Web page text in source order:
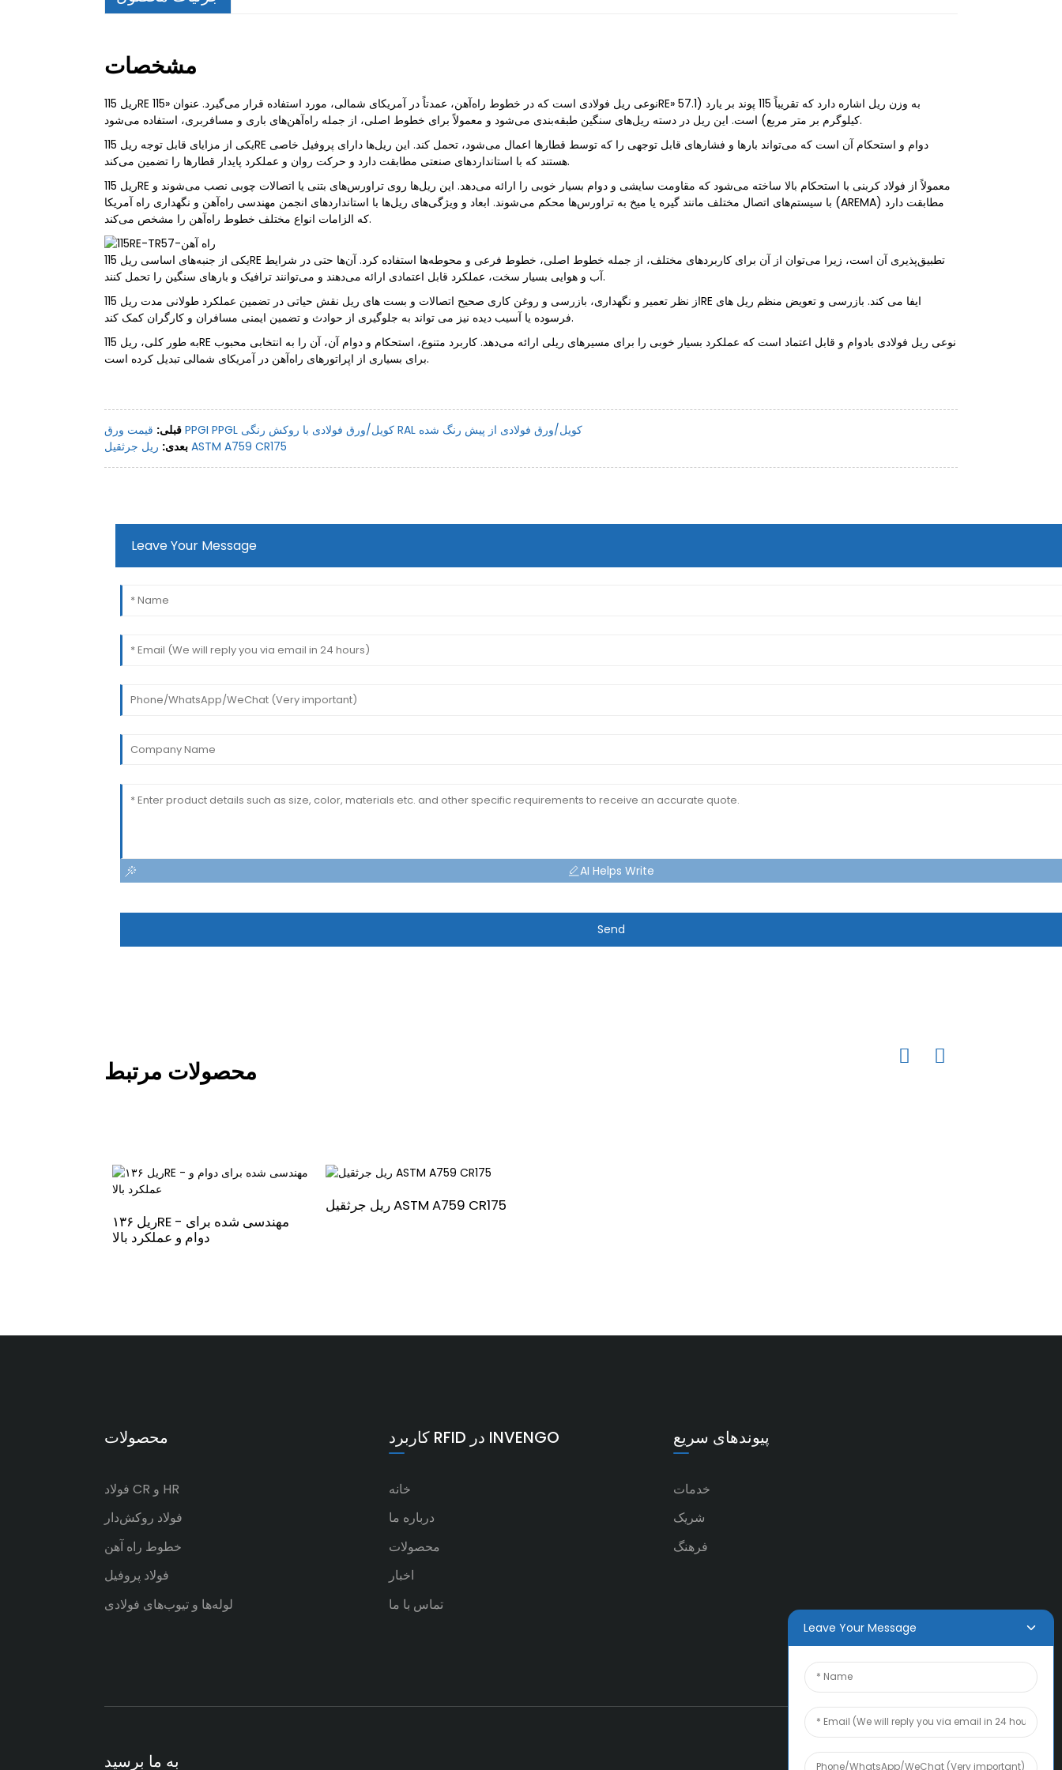
مشخصات
ریل 115RE نوعی ریل فولادی است که در خطوط راه‌آهن، عمدتاً در آمریکای شمالی، مورد استفاده قرار می‌گیرد. عنوان «115RE» به وزن ریل اشاره دارد که تقریباً 115 پوند بر یارد (57.1
کیلوگرم بر متر مربع) است. این ریل در دسته ریل‌های سنگین طبقه‌بندی می‌شود و معمولاً برای خطوط اصلی، از جمله راه‌آهن‌های باری و مسافربری، استفاده می‌شود.
یکی از مزایای قابل توجه ریل 115RE دوام و استحکام آن است که می‌تواند بارها و فشارهای قابل توجهی را که توسط قطارها اعمال می‌شود، تحمل کند. این ریل‌ها دارای پروفیل خاصی
هستند که با استانداردهای صنعتی مطابقت دارد و حرکت روان و عملکرد پایدار قطارها را تضمین می‌کند.
ریل 115RE معمولاً از فولاد کربنی با استحکام بالا ساخته می‌شود که مقاومت سایشی و دوام بسیار خوبی را ارائه می‌دهد. این ریل‌ها روی تراورس‌های بتنی یا اتصالات چوبی نصب می‌شوند و
با سیستم‌های اتصال مختلف مانند گیره یا میخ به تراورس‌ها محکم می‌شوند. ابعاد و ویژگی‌های ریل‌ها با استانداردهای انجمن مهندسی راه‌آهن و نگهداری راه آمریکا (AREMA) مطابقت دارد
که الزامات انواع مختلف خطوط راه‌آهن را مشخص می‌کند.
یکی از جنبه‌های اساسی ریل 115RE تطبیق‌پذیری آن است، زیرا می‌توان از آن برای کاربردهای مختلف، از جمله خطوط اصلی، خطوط فرعی و محوطه‌ها استفاده کرد. آن‌ها حتی در شرایط
آب و هوایی بسیار سخت، عملکرد قابل اعتمادی ارائه می‌دهند و می‌توانند ترافیک و بارهای سنگین را تحمل کنند.
از نظر تعمیر و نگهداری، بازرسی و روغن کاری صحیح اتصالات و بست های ریل نقش حیاتی در تضمین عملکرد طولانی مدت ریل 115RE ایفا می کند. بازرسی و تعویض منظم ریل های
فرسوده یا آسیب دیده نیز می تواند به جلوگیری از حوادث و تضمین ایمنی مسافران و کارگران کمک کند.
به طور کلی، ریل 115RE نوعی ریل فولادی بادوام و قابل اعتماد است که عملکرد بسیار خوبی را برای مسیرهای ریلی ارائه می‌دهد. کاربرد متنوع، استحکام و دوام آن، آن را به انتخابی محبوب
برای بسیاری از اپراتورهای راه‌آهن در آمریکای شمالی تبدیل کرده است.
قبلی:
قیمت ورق PPGI PPGL کویل/ورق فولادی با روکش رنگی RAL کویل/ورق فولادی از پیش رنگ شده
بعدی: ریل جرثقیل ASTM A759 CR175
Leave Your Message
AI Helps Write
Send
محصولات مرتبط
ریل ۱۳۶RE - مهندسی شده برای
دوام و عملکرد بالا
ریل جرثقیل ASTM A759 CR175
محصولات
فولاد CR و HR
فولاد روکش‌دار
خطوط راه آهن
فولاد پروفیل
لوله‌ها و تیوب‌های فولادی
کاربرد RFID در INVENGO
خانه
درباره ما
محصولات
اخبار
تماس با ما
پیوندهای سریع
خدمات
شریک
فرهنگ
به ما برسید
Leave Your Message